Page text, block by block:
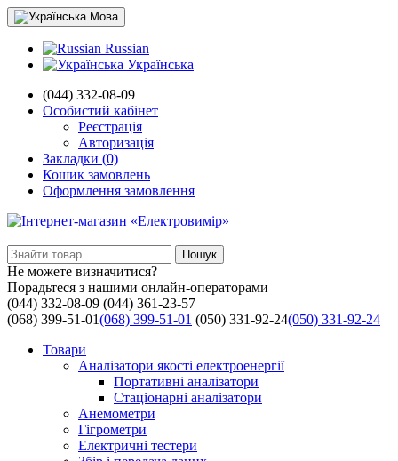
Мова
Russian
Українська
(044) 332-08-09
Особистий кабінет
Реєстрація
Авторизація
Закладки (0)
Кошик замовлень
Оформлення замовлення
Пошук
Не можете визначитися?
Порадьтеся з нашими онлайн-операторами
(044) 332-08-09 (044) 361-23-57
(068) 399-51-01(068) 399-51-01 (050) 331-92-24(050) 331-92-24
Товари
Аналізатори якості електроенергії
Портативні аналізатори
Стаціонарні аналізатори
Анемометри
Гігрометри
Електричні тестери